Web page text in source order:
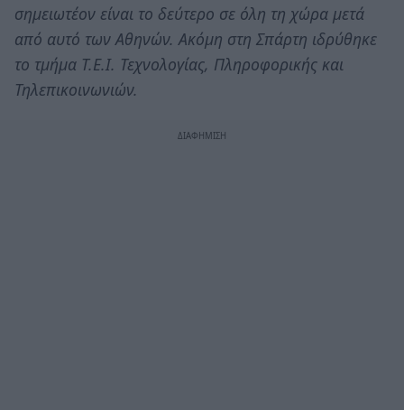
σημειωτέον είναι το δεύτερο σε όλη τη χώρα μετά
από αυτό των Αθηνών. Ακόμη στη Σπάρτη ιδρύθηκε
το τμήμα Τ.Ε.Ι. Τεχνολογίας, Πληροφορικής και
Τηλεπικοινωνιών.